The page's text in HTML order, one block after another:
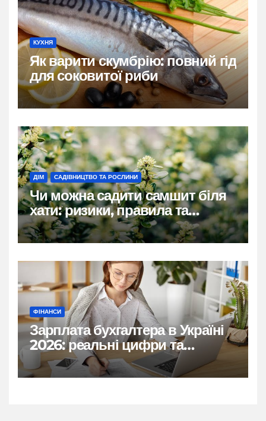
КУХНЯ
Як варити скумбрію: повний гід
для соковитої риби
ДІМ САДІВНИЦТВО ТА РОСЛИНИ
Чи можна садити самшит біля
хати: ризики, правила та
практичні рішення
ФІНАНСИ
Зарплата бухгалтера в Україні
2026: реальні цифри та
нюанси